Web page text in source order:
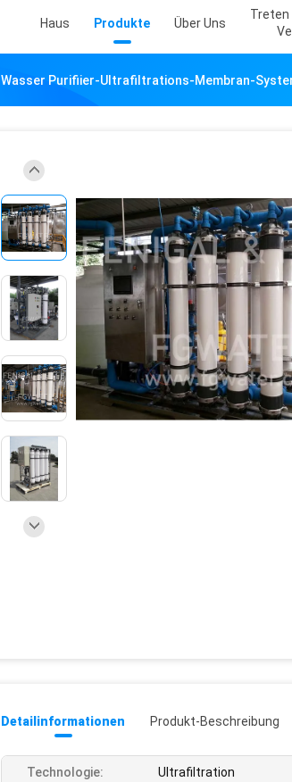
Haus Produkte Über Uns
Treten
Wasser Purifiier-Ultrafiltrations-Membran-
Detailinformationen Produkt-Beschreibung
Technologie: Ultrafiltration